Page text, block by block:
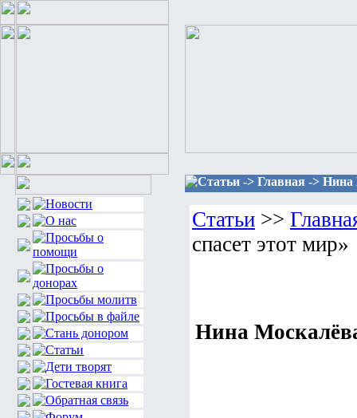
Статьи -> Главная -> Нина
Статьи >>
спасет этот мир»
Нина